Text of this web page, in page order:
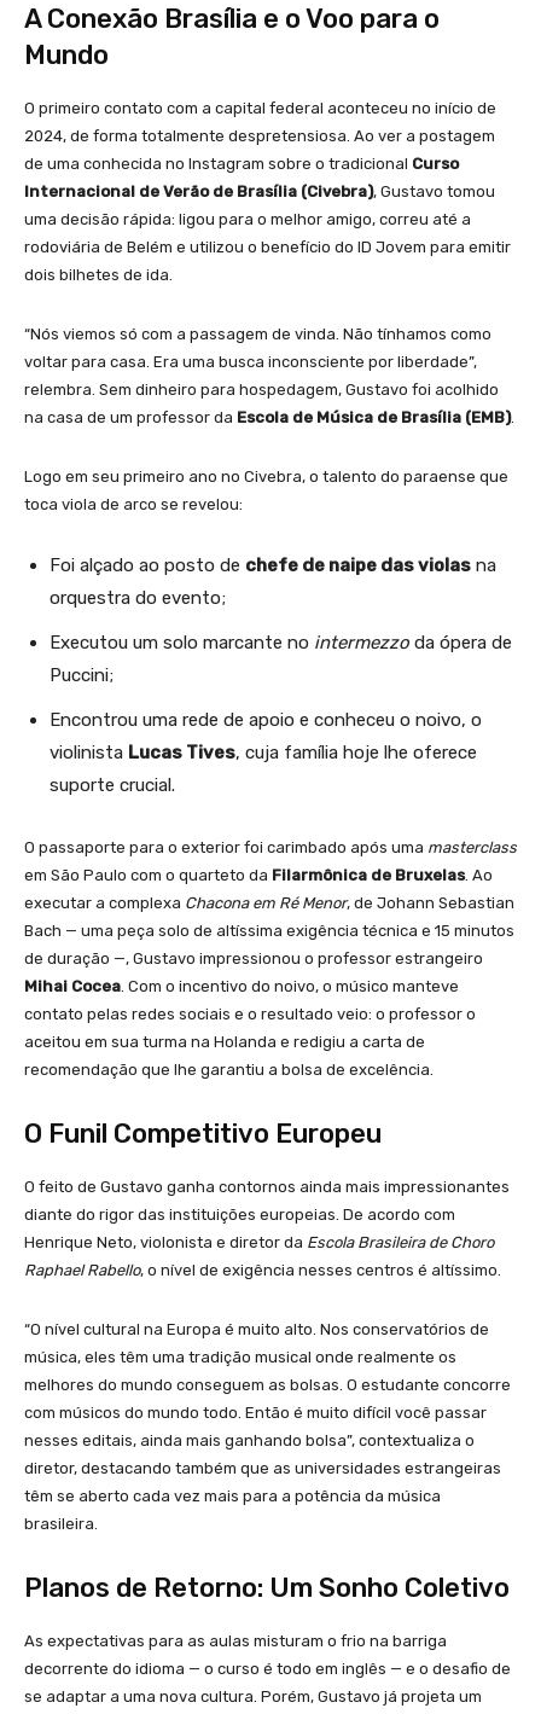
A Conexão Brasília e o Voo para o
Mundo
O primeiro contato com a capital federal aconteceu no início de
2024, de forma totalmente despretensiosa. Ao ver a postagem
de uma conhecida no Instagram sobre o tradicional Curso
Internacional de Verão de Brasília (Civebra), Gustavo tomou
uma decisão rápida: ligou para o melhor amigo, correu até a
rodoviária de Belém e utilizou o benefício do ID Jovem para emitir
dois bilhetes de ida.
“Nós viemos só com a passagem de vinda. Não tínhamos como
voltar para casa. Era uma busca inconsciente por liberdade”,
relembra. Sem dinheiro para hospedagem, Gustavo foi acolhido
na casa de um professor da Escola de Música de Brasília (EMB).
Logo em seu primeiro ano no Civebra, o talento do paraense que
toca viola de arco se revelou:
Foi alçado ao posto de chefe de naipe das violas na
orquestra do evento;
Executou um solo marcante no intermezzo da ópera de
Puccini;
Encontrou uma rede de apoio e conheceu o noivo, o
violinista Lucas Tives, cuja família hoje lhe oferece
suporte crucial.
O passaporte para o exterior foi carimbado após uma masterclass
em São Paulo com o quarteto da Filarmônica de Bruxelas. Ao
executar a complexa Chacona em Ré Menor, de Johann Sebastian
Bach — uma peça solo de altíssima exigência técnica e 15 minutos
de duração —, Gustavo impressionou o professor estrangeiro
Mihai Cocea . Com o incentivo do noivo, o músico manteve
contato pelas redes sociais e o resultado veio: o professor o
aceitou em sua turma na Holanda e redigiu a carta de
recomendação que lhe garantiu a bolsa de excelência.
O Funil Competitivo Europeu
O feito de Gustavo ganha contornos ainda mais impressionantes
diante do rigor das instituições europeias. De acordo com
Henrique Neto, violonista e diretor da Escola Brasileira de Choro
Raphael Rabello, o nível de exigência nesses centros é altíssimo.
“O nível cultural na Europa é muito alto. Nos conservatórios de
música, eles têm uma tradição musical onde realmente os
melhores do mundo conseguem as bolsas. O estudante concorre
com músicos do mundo todo. Então é muito difícil você passar
nesses editais, ainda mais ganhando bolsa”, contextualiza o
diretor, destacando também que as universidades estrangeiras
têm se aberto cada vez mais para a potência da música
brasileira.
Planos de Retorno: Um Sonho Coletivo
As expectativas para as aulas misturam o frio na barriga
decorrente do idioma — o curso é todo em inglês — e o desafio de
se adaptar a uma nova cultura. Porém, Gustavo já projeta um